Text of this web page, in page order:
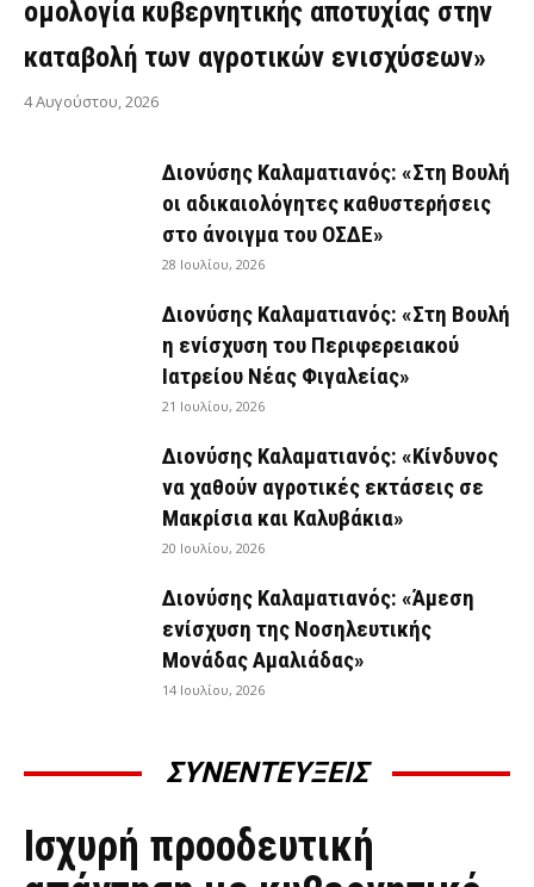
ομολογία κυβερνητικής αποτυχίας στην
καταβολή των αγροτικών ενισχύσεων»
4 Αυγούστου, 2026
Διονύσης Καλαματιανός: «Στη Βουλή
οι αδικαιολόγητες καθυστερήσεις
στο άνοιγμα του ΟΣΔΕ»
28 Ιουλίου, 2026
Διονύσης Καλαματιανός: «Στη Βουλή
η ενίσχυση του Περιφερειακού
Ιατρείου Νέας Φιγαλείας»
21 Ιουλίου, 2026
Διονύσης Καλαματιανός: «Κίνδυνος
να χαθούν αγροτικές εκτάσεις σε
Μακρίσια και Καλυβάκια»
20 Ιουλίου, 2026
Διονύσης Καλαματιανός: «Άμεση
ενίσχυση της Νοσηλευτικής
Μονάδας Αμαλιάδας»
14 Ιουλίου, 2026
ΣΥΝΕΝΤΕΥΞΕΙΣ
ΣΥΝΕΝΤΕΎΞΕΙΣ
Ισχυρή προοδευτική